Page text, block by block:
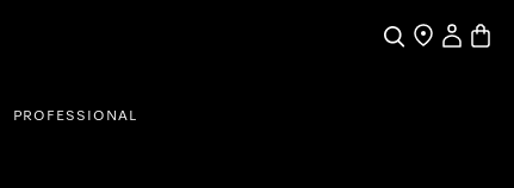
PretragaTraženjeKorisnički
PROFESSIONAL